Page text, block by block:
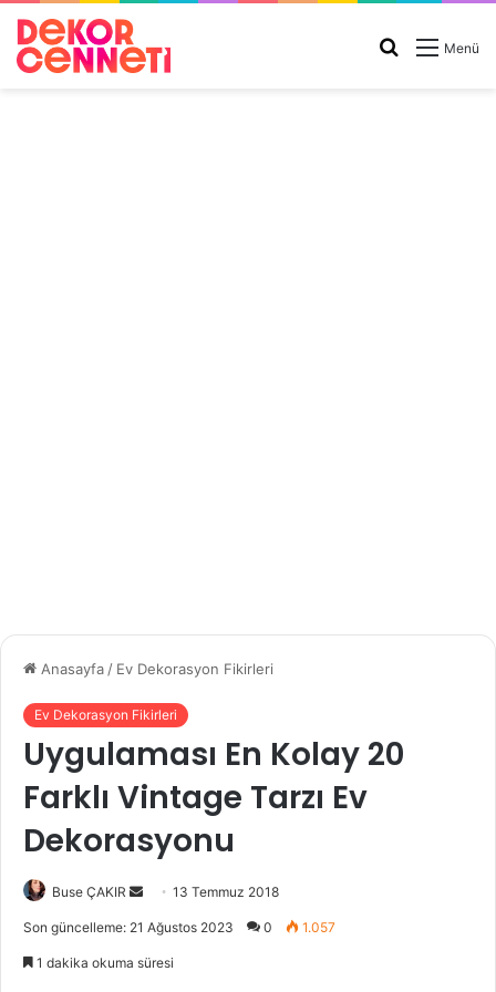
Menü
Arama
Anasayfa / Ev Dekorasyon Fikirleri
Ev Dekorasyon Fikirleri
Uygulaması En Kolay 20
Farklı Vintage Tarzı Ev
Dekorasyonu
Buse ÇAKIR
e
13 Temmuz 2018
Son güncelleme: 21 Ağustos 2023 0 1.057
1 dakika okuma süresi